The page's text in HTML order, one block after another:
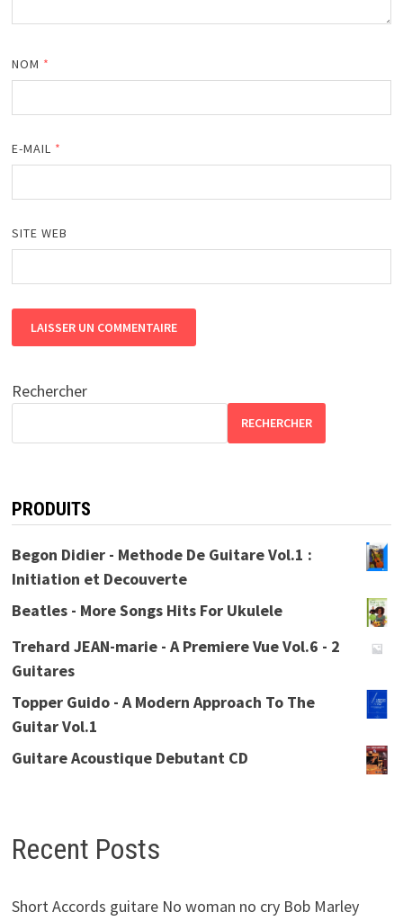
NOM *
E-MAIL *
SITE WEB
Rechercher
RECHERCHER
PRODUITS
Begon Didier - Methode De Guitare Vol.1 :
Initiation et Decouverte
Beatles - More Songs Hits For Ukulele
Trehard JEAN-marie - A Premiere Vue Vol.6 - 2
Guitares
Topper Guido - A Modern Approach To The
Guitar Vol.1
Guitare Acoustique Debutant CD
Recent Posts
Short Accords guitare No woman no cry Bob Marley